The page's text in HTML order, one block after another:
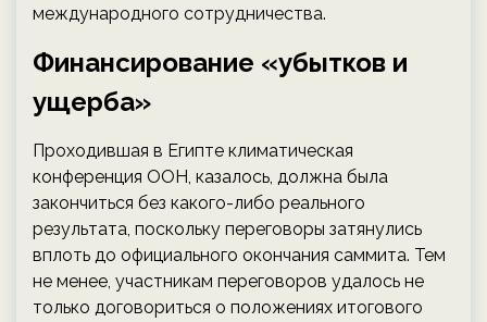
международного сотрудничества.
Финансирование «убытков и
ущерба»
Проходившая в Египте климатическая
конференция ООН, казалось, должна была
закончиться без какого-либо реального
результата, поскольку переговоры затянулись
вплоть до официального окончания саммита. Тем
не менее, участникам переговоров удалось не
только договориться о положениях итогового